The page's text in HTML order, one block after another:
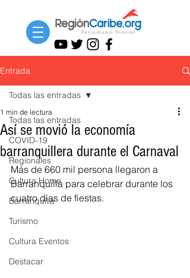
Entrada
Todas las entradas
COVID-19
Regionales
Cultura Home
Barranquilla
Turismo
Cultura Eventos
Destacar
Todas las entradas
Así se movió la economía
barranquillera durante el Carnaval
1 min de lectura
Más de 660 mil persona llegaron a
Barranquilla para celebrar durante los
cuatro días de fiestas.